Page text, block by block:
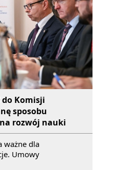
do Komisji
sposobu
rozwój nauki
ważne dla
Umowy